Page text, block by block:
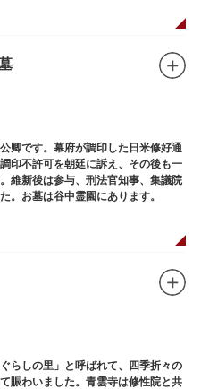
卿です。幕府が調印した日米修好通
印不許可を朝廷に訴え、その後も一
維新後は参与、刑法官知事、集議院
。お墓は谷中霊園にあります。
らしの里」と呼ばれて、四季折々の
賑わいました。青雲寺は修性院と共